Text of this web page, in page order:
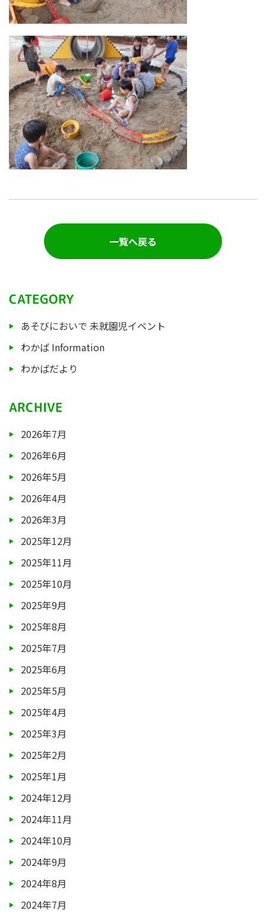
一覧へ戻る
CATEGORY
あそびにおいで 未就園児イベント
わかば Information
わかばだより
ARCHIVE
2026年7月
2026年6月
2026年5月
2026年4月
2026年3月
2025年12月
2025年11月
2025年10月
2025年9月
2025年8月
2025年7月
2025年6月
2025年5月
2025年4月
2025年3月
2025年2月
2025年1月
2024年12月
2024年11月
2024年10月
2024年9月
2024年8月
2024年7月